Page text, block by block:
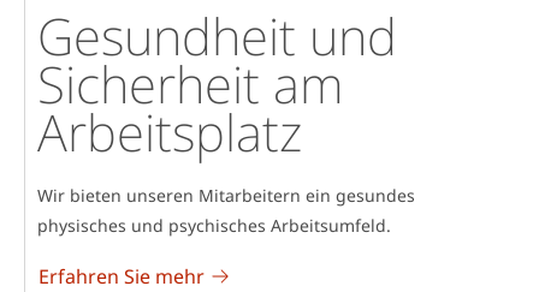
Gesundheit und
Sicherheit am
Arbeitsplatz
Wir bieten unseren Mitarbeitern ein gesundes
physisches und psychisches Arbeitsumfeld.
Erfahren Sie mehr